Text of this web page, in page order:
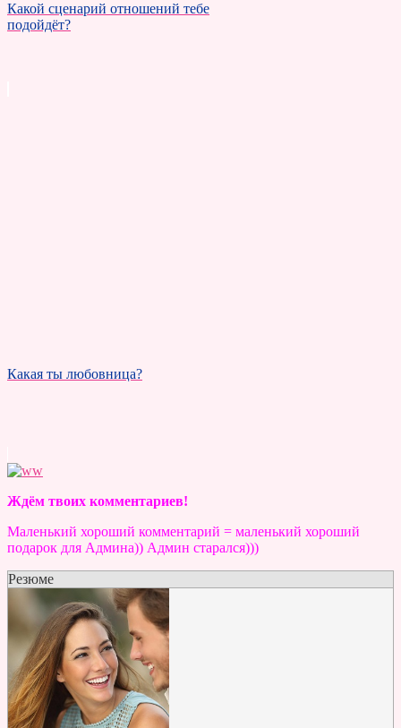
Какой сценарий отношений тебе
подойдёт?
Какая ты любовница?
Ждём твоих комментариев!
Маленький хороший комментарий = маленький хороший
подарок для Админа)) Админ старался)))
Резюме